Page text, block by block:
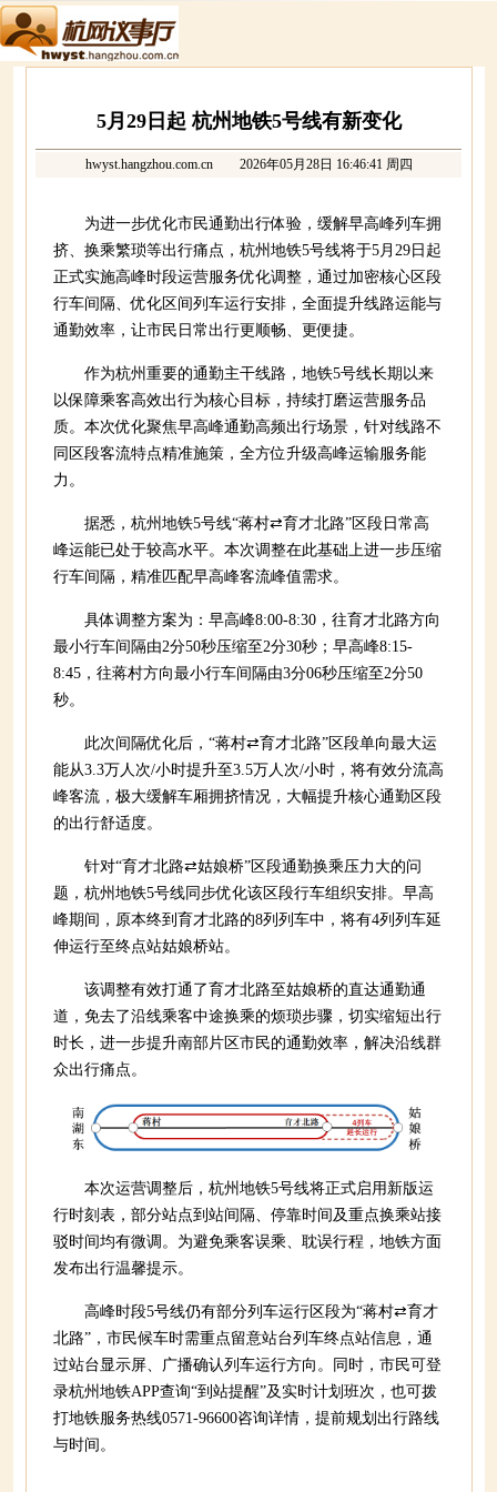
5月29日起 杭州地铁5号线有新变化
hwyst.hangzhou.com.cn2026年05月28日 16:46:41 周四
为进一步优化市民通勤出行体验，缓解早高峰列车拥
挤、换乘繁琐等出行痛点，杭州地铁5号线将于5月29日起
正式实施高峰时段运营服务优化调整，通过加密核心区段
行车间隔、优化区间列车运行安排，全面提升线路运能与
通勤效率，让市民日常出行更顺畅、更便捷。
作为杭州重要的通勤主干线路，地铁5号线长期以来
以保障乘客高效出行为核心目标，持续打磨运营服务品
质。本次优化聚焦早高峰通勤高频出行场景，针对线路不
同区段客流特点精准施策，全方位升级高峰运输服务能
力。
据悉，杭州地铁5号线“蒋村⇄育才北路”区段日常高
峰运能已处于较高水平。本次调整在此基础上进一步压缩
行车间隔，精准匹配早高峰客流峰值需求。
具体调整方案为：早高峰8:00-8:30，往育才北路方向
最小行车间隔由2分50秒压缩至2分30秒；早高峰8:15-
8:45，往蒋村方向最小行车间隔由3分06秒压缩至2分50
秒。
此次间隔优化后，“蒋村⇄育才北路”区段单向最大运
能从3.3万人次/小时提升至3.5万人次/小时，将有效分流高
峰客流，极大缓解车厢拥挤情况，大幅提升核心通勤区段
的出行舒适度。
针对“育才北路⇄姑娘桥”区段通勤换乘压力大的问
题，杭州地铁5号线同步优化该区段行车组织安排。早高
峰期间，原本终到育才北路的8列列车中，将有4列列车延
伸运行至终点站姑娘桥站。
该调整有效打通了育才北路至姑娘桥的直达通勤通
道，免去了沿线乘客中途换乘的烦琐步骤，切实缩短出行
时长，进一步提升南部片区市民的通勤效率，解决沿线群
众出行痛点。
本次运营调整后，杭州地铁5号线将正式启用新版运
行时刻表，部分站点到站间隔、停靠时间及重点换乘站接
驳时间均有微调。为避免乘客误乘、耽误行程，地铁方面
发布出行温馨提示。
高峰时段5号线仍有部分列车运行区段为“蒋村⇄育才
北路”，市民候车时需重点留意站台列车终点站信息，通
过站台显示屏、广播确认列车运行方向。同时，市民可登
录杭州地铁APP查询“到站提醒”及实时计划班次，也可拨
打地铁服务热线0571-96600咨询详情，提前规划出行路线
与时间。